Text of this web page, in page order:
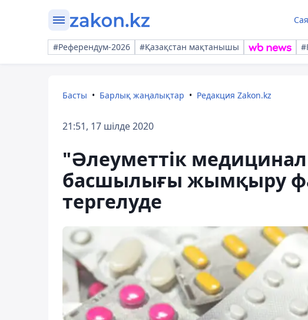
#Референдум-2026 #Қазақстан мақтанышы
Басты Барлық жаңалықтар Редакция Zakon.kz
21:51, 17 шілде 2020
"Әлеуметтік
басшылығы жымқыру
тергелуде